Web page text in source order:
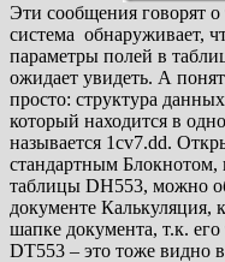
Эти сообщения говорят
система обнаруживает,
параметры полей в
ожидает увидеть. А
просто: структура
который находится в
называется 1cv7.dd.
стандартным
таблицы DH553, можно
документе Калькуляция,
шапке документа, т.к.
DT553 – это тоже видно